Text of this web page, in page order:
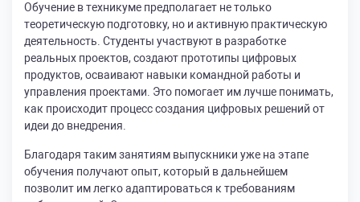
Обучение в техникуме предполагает не только
теоретическую подготовку, но и активную практическую
деятельность. Студенты участвуют в разработке
реальных проектов, создают прототипы цифровых
продуктов, осваивают навыки командной работы и
управления проектами. Это помогает им лучше понимать,
как происходит процесс создания цифровых решений от
идеи до внедрения.
Благодаря таким занятиям выпускники уже на этапе
обучения получают опыт, который в дальнейшем
позволит им легко адаптироваться к требованиям